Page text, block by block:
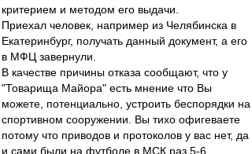
критерием и методом его выдачи.
Приехал человек, например из Челябинска в
Екатеринбург, получать данный документ, а его
в МФЦ завернули.
В качестве причины отказа сообщают, что у
"Товарища Майора" есть мнение что Вы
можете, потенциально, устроить беспорядки на
спортивном сооружении. Вы тихо офигеваете
потому что приводов и протоколов у вас нет, да
и сами были на футболе в МСК раз 5-6,